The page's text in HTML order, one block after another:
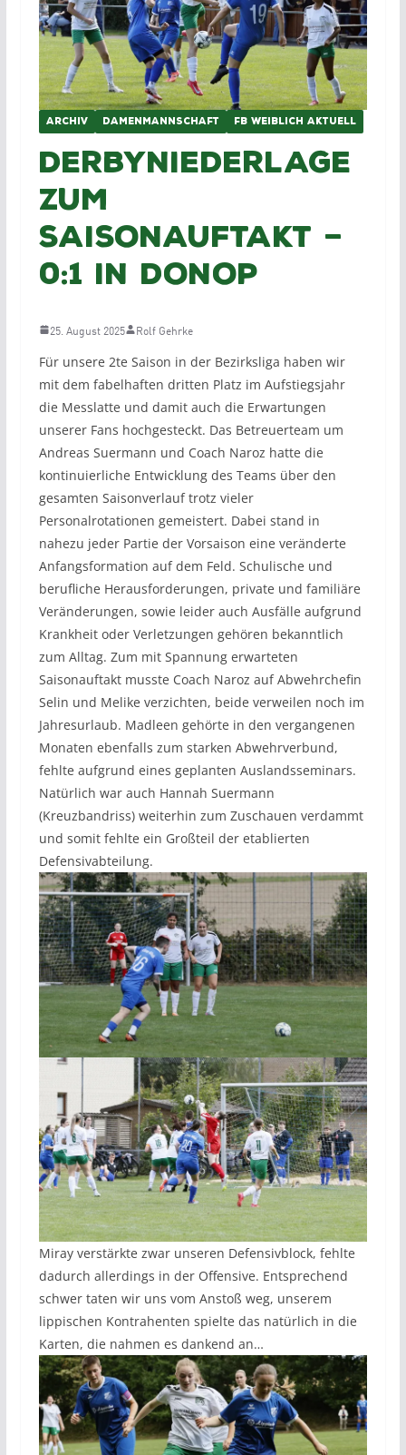
ARCHIV DAMENMANNSCHAFT FB WEIBLICH AKTUELL
Derbyniederlage
zum
Saisonauftakt –
0:1 in Donop
25. August 2025 Rolf Gehrke
Für unsere 2te Saison in der Bezirksliga haben wir
mit dem fabelhaften dritten Platz im Aufstiegsjahr
die Messlatte und damit auch die Erwartungen
unserer Fans hochgesteckt. Das Betreuerteam um
Andreas Suermann und Coach Naroz hatte die
kontinuierliche Entwicklung des Teams über den
gesamten Saisonverlauf trotz vieler
Personalrotationen gemeistert. Dabei stand in
nahezu jeder Partie der Vorsaison eine veränderte
Anfangsformation auf dem Feld. Schulische und
berufliche Herausforderungen, private und familiäre
Veränderungen, sowie leider auch Ausfälle aufgrund
Krankheit oder Verletzungen gehören bekanntlich
zum Alltag. Zum mit Spannung erwarteten
Saisonauftakt musste Coach Naroz auf Abwehrchefin
Selin und Melike verzichten, beide verweilen noch im
Jahresurlaub. Madleen gehörte in den vergangenen
Monaten ebenfalls zum starken Abwehrverbund,
fehlte aufgrund eines geplanten Auslandsseminars.
Natürlich war auch Hannah Suermann
(Kreuzbandriss) weiterhin zum Zuschauen verdammt
und somit fehlte ein Großteil der etablierten
Defensivabteilung.
Miray verstärkte zwar unseren Defensivblock, fehlte
dadurch allerdings in der Offensive. Entsprechend
schwer taten wir uns vom Anstoß weg, unserem
lippischen Kontrahenten spielte das natürlich in die
Karten, die nahmen es dankend an…